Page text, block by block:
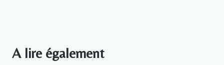
A lire également